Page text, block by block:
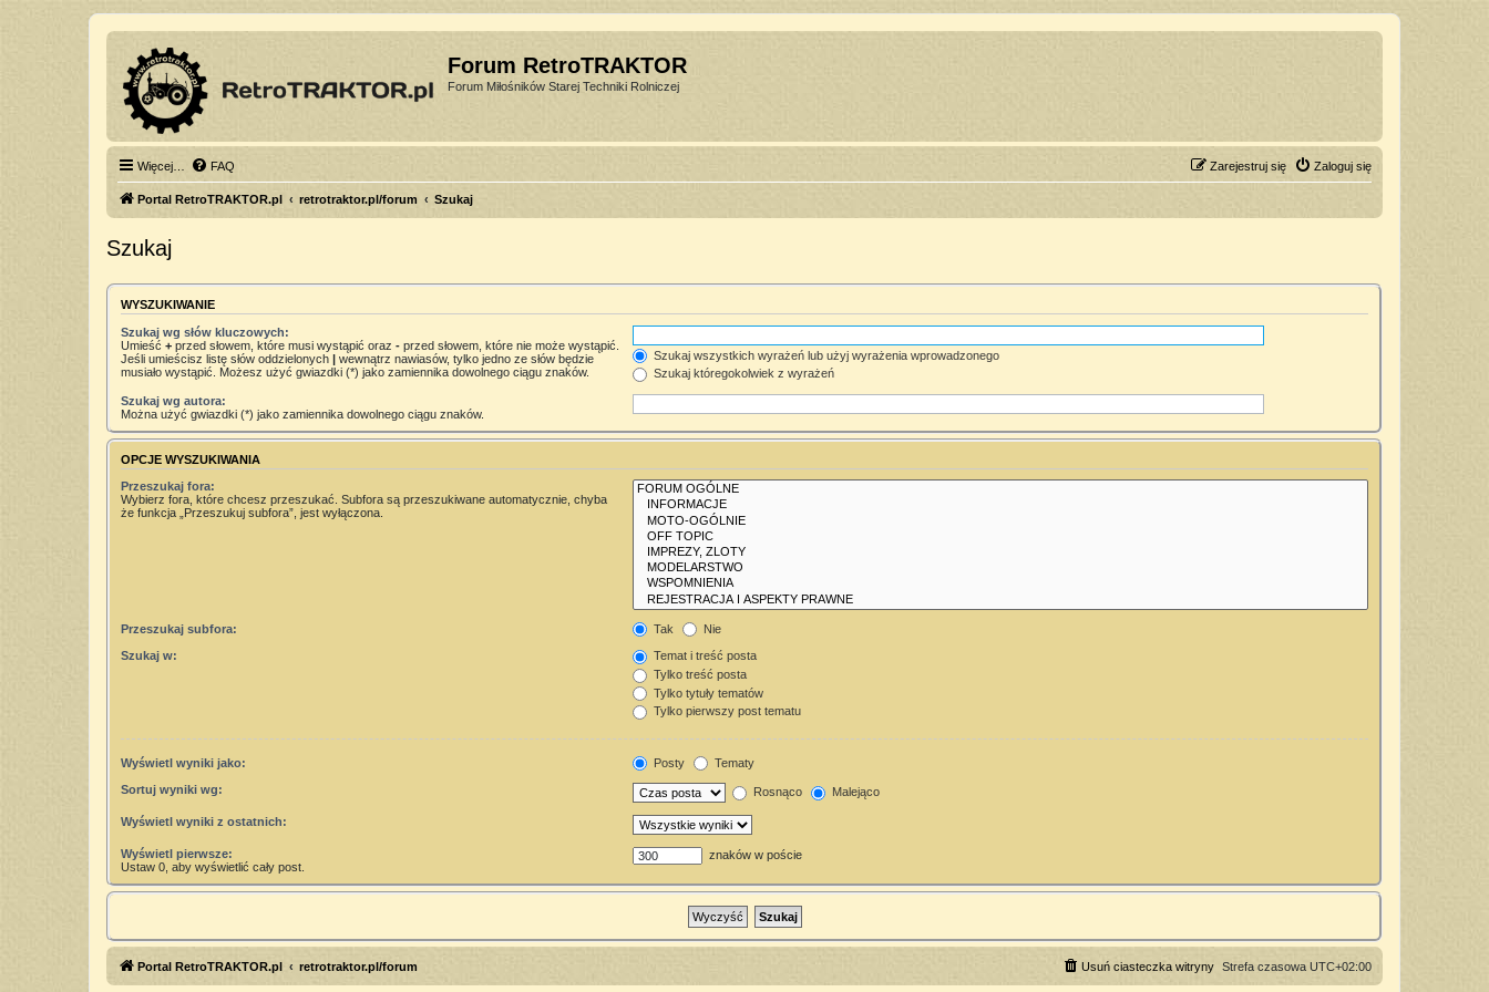
Forum RetroTRAKTOR
Forum Miłośników Starej Techniki Rolniczej
Więcej… FAQ Zaloguj się
Zarejestruj się
Portal RetroTRAKTOR.pl retrotraktor.pl/forum Szukaj
Szukaj
WYSZUKIWANIE
Szukaj wg słów kluczowych:
Umieść + przed słowem, które musi wystąpić oraz - przed słowem, które nie może wystąpić.
Jeśli umieścisz listę słów oddzielonych | wewnątrz nawiasów, tylko jedno ze słów będzie
musiało wystąpić. Możesz użyć gwiazdki (*) jako zamiennika dowolnego ciągu znaków.
Szukaj wszystkich wyrażeń lub użyj wyrażenia wprowadzonego
Szukaj któregokolwiek z wyrażeń
Szukaj wg autora:
Można użyć gwiazdki (*) jako zamiennika dowolnego ciągu znaków.
OPCJE WYSZUKIWANIA
Przeszukaj fora:
Wybierz fora, które chcesz przeszukać. Subfora są przeszukiwane automatycznie, chyba
że funkcja „Przeszukuj subfora”, jest wyłączona.
Przeszukaj subfora: Tak Nie
Szukaj w:
Temat i treść posta
Tylko treść posta
Tylko tytuły tematów
Tylko pierwszy post tematu
Wyświetl wyniki jako: Posty Tematy
Sortuj wyniki wg: Rosnąco Malejąco
Wyświetl wyniki z ostatnich:
Wyświetl pierwsze:
Ustaw 0, aby wyświetlić cały post.
znaków w poście
Portal RetroTRAKTOR.pl retrotraktor.pl/forum Strefa czasowa UTC+02:00
Usuń ciasteczka witryny